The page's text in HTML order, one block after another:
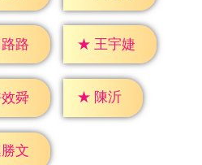
路 ★ 王宇婕
舜 ★ 陳沂
文